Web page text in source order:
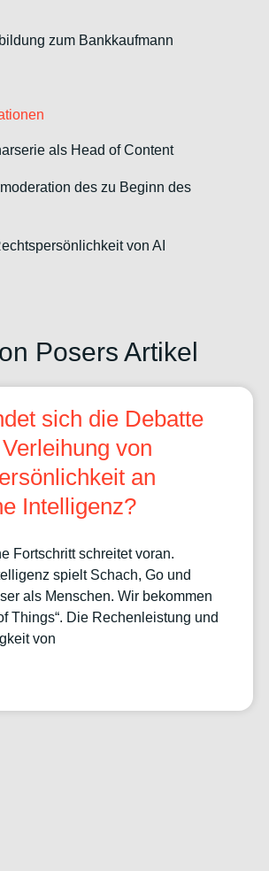
zum Bankkaufmann
als Head of Content
des zu Beginn des
von AI
Posers Artikel
sich die Debatte
von
an
Intelligenz?
Fortschritt schreitet voran.
spielt Schach, Go und
als Menschen. Wir bekommen
Things“. Die Rechenleistung und
von